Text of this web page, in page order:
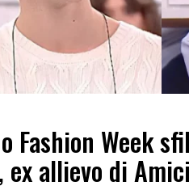
Fashion Week
ex allievo di Amici